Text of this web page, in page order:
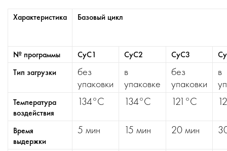
Характеристика Базовый цикл
№ программы СуС1 СуС2 СуС3
Тип загрузки
без
упаковки
в
упаковке
без
упаковки
в
Температура
воздействия
134°С 134°С 121°С
Время
выдержки
5 мин 15 мин 20 мин